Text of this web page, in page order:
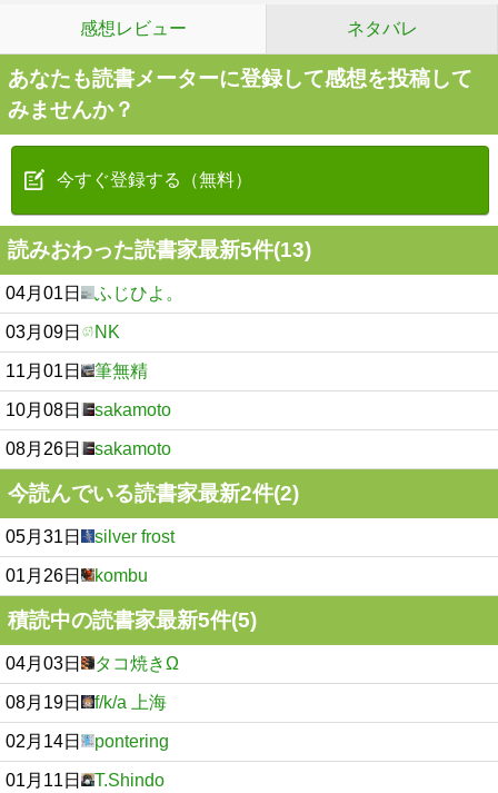
感想レビュー ネタバレ
あなたも読書メーターに登録して感想を投稿して
みませんか？
今すぐ登録する（無料）
読みおわった読書家最新5件(13)
04月01日 ふじひよ。
03月09日 NK
11月01日 筆無精
10月08日 sakamoto
08月26日 sakamoto
今読んでいる読書家最新2件(2)
05月31日 silver frost
01月26日 kombu
積読中の読書家最新5件(5)
04月03日 タコ焼きΩ
08月19日 f/k/a 上海
02月14日 pontering
01月11日 T.Shindo